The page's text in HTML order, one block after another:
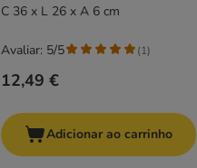
C 36 x L 26 x A 6 cm
12,49 €
Avaliar: 5/5 (1)
Adicionar ao carrinho